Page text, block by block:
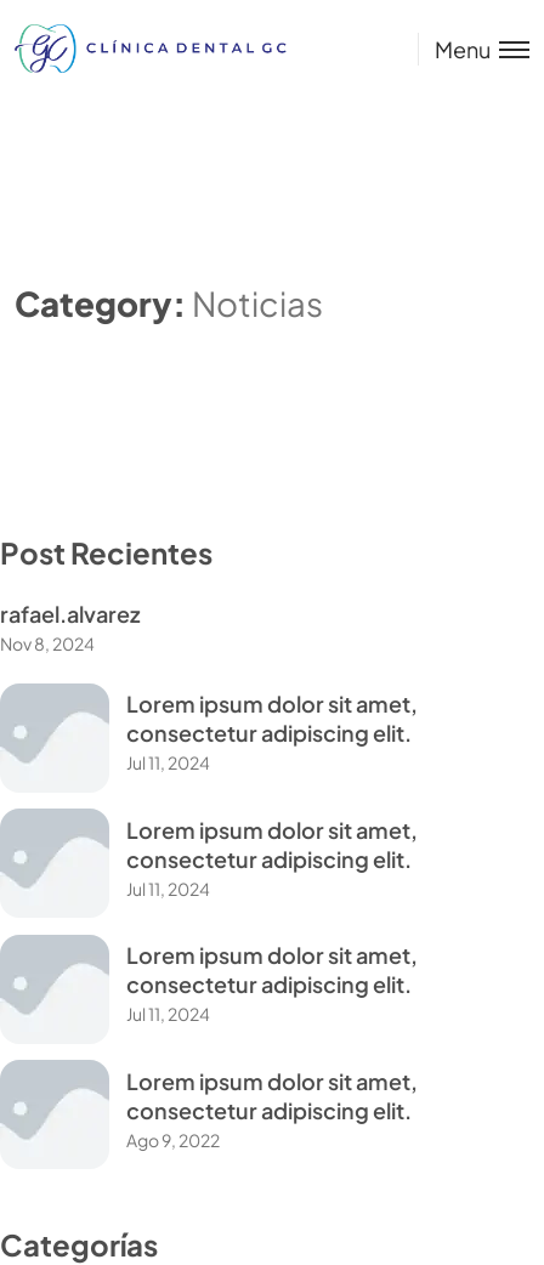
Menu
Category: Noticias
Post Recientes
rafael.alvarez
Nov 8, 2024
Lorem ipsum dolor sit amet,
consectetur adipiscing elit.
Jul 11, 2024
Lorem ipsum dolor sit amet,
consectetur adipiscing elit.
Jul 11, 2024
Lorem ipsum dolor sit amet,
consectetur adipiscing elit.
Jul 11, 2024
Lorem ipsum dolor sit amet,
consectetur adipiscing elit.
Ago 9, 2022
Categorías